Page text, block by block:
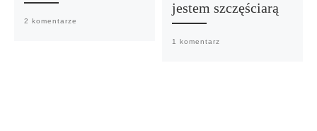
2 komentarze
jestem szczęściarą
1 komentarz